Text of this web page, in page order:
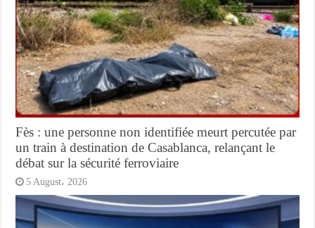
Fès : une personne non identifiée meurt percutée par
un train à destination de Casablanca, relançant le
débat sur la sécurité ferroviaire
5 August، 2026